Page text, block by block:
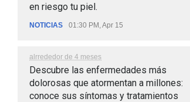
en riesgo tu piel.
NOTICIAS 01:30 PM, Apr 15
alrrededor de 4 meses
Descubre las enfermedades más
dolorosas que atormentan a millones:
conoce sus síntomas y tratamientos